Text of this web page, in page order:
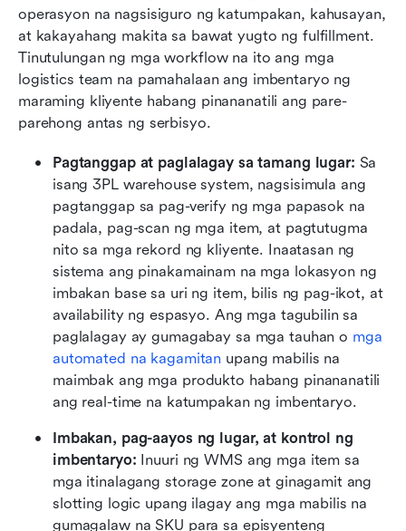
operasyon na nagsisiguro ng katumpakan, kahusayan,
at kakayahang makita sa bawat yugto ng fulfillment.
Tinutulungan ng mga workflow na ito ang mga
logistics team na pamahalaan ang imbentaryo ng
maraming kliyente habang pinananatili ang pare-
parehong antas ng serbisyo.
Pagtanggap at paglalagay sa tamang lugar: Sa
isang 3PL warehouse system, nagsisimula ang
pagtanggap sa pag-verify ng mga papasok na
padala, pag-scan ng mga item, at pagtutugma
nito sa mga rekord ng kliyente. Inaatasan ng
sistema ang pinakamainam na mga lokasyon ng
imbakan base sa uri ng item, bilis ng pag-ikot, at
availability ng espasyo. Ang mga tagubilin sa
paglalagay ay gumagabay sa mga tauhan o mga
automated na kagamitan upang mabilis na
maimbak ang mga produkto habang pinananatili
ang real-time na katumpakan ng imbentaryo.
Imbakan, pag-aayos ng lugar, at kontrol ng
imbentaryo: Inuuri ng WMS ang mga item sa
mga itinalagang storage zone at ginagamit ang
slotting logic upang ilagay ang mga mabilis na
gumagalaw na SKU para sa episyenteng